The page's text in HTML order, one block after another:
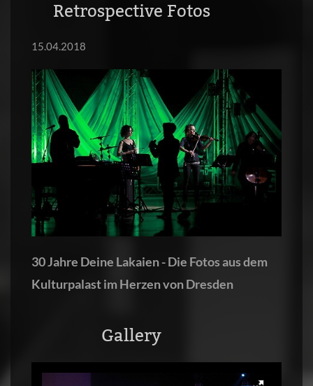
Retrospective Fotos
15.04.2018
30 Jahre Deine Lakaien - Die Fotos aus dem
Kulturpalast im Herzen von Dresden
Gallery